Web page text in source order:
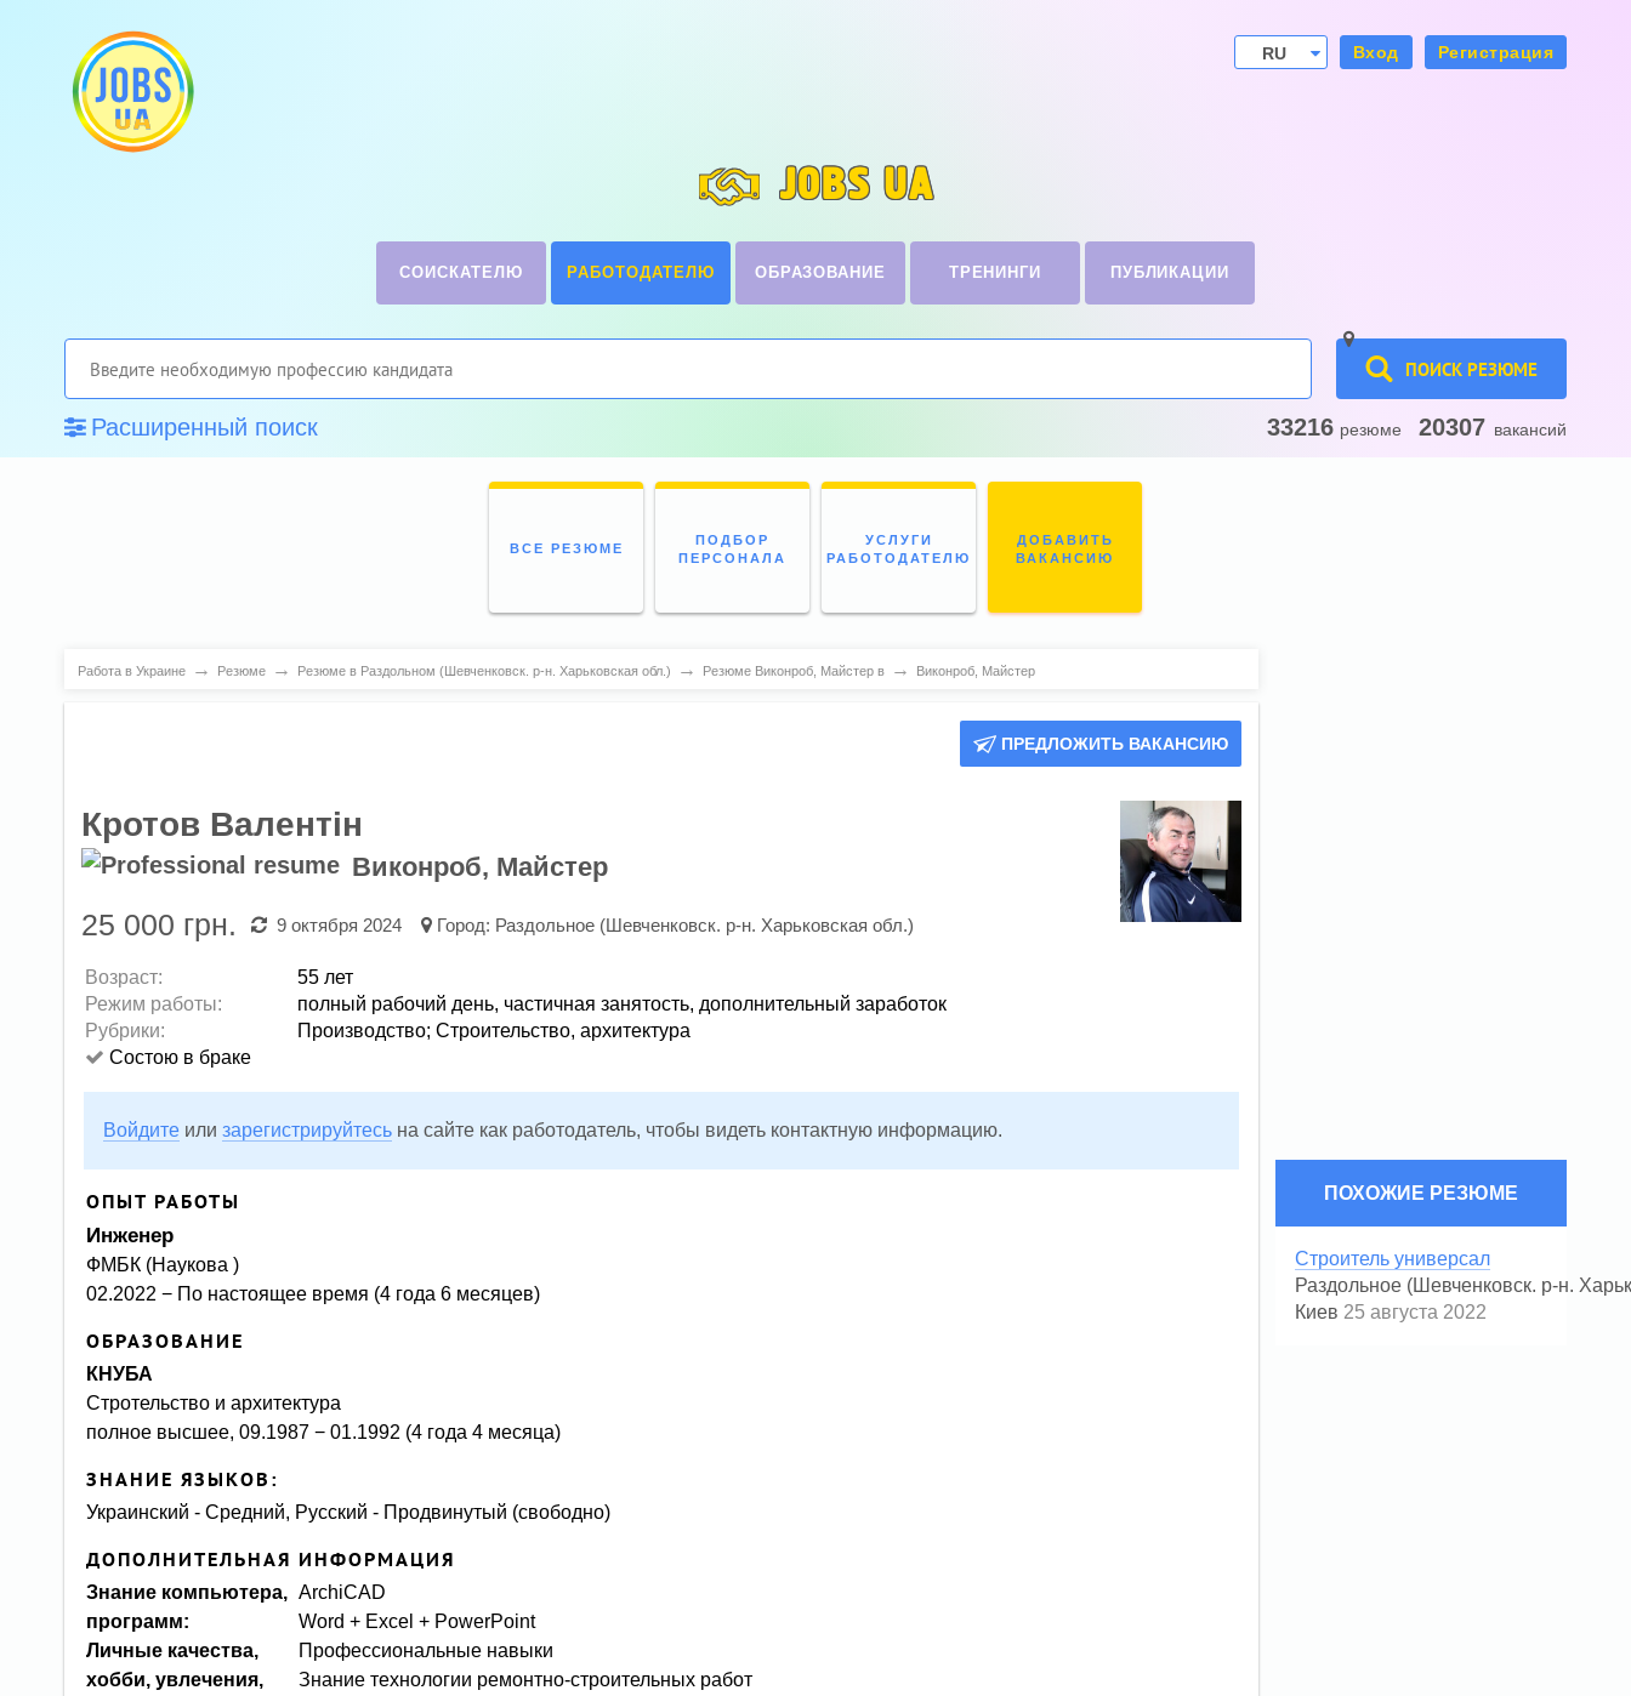
RU
Вход Регистрация
JOBS UA
СОИСКАТЕЛЮ РАБОТОДАТЕЛЮ ОБРАЗОВАНИЕ ТРЕНИНГИ ПУБЛИКАЦИИ
ПОИСК РЕЗЮМЕ
Расширенный поиск 33216 резюме 20307 вакансий
ВСЕ РЕЗЮМЕ
ПОДБОР
ПЕРСОНАЛА
УСЛУГИ
РАБОТОДАТЕЛЮ
ДОБАВИТЬ
ВАКАНСИЮ
Работа в Украине → Резюме → Резюме в Раздольном (Шевченковск. р-н. Харьковская обл.) → Резюме Виконроб, Майстер в → Виконроб, Майстер
ПРЕДЛОЖИТЬ ВАКАНСИЮ
Кротов Валентін
Виконроб, Майстер
25 000 грн. 9 октября 2024 Город: Раздольное (Шевченковск. р-н. Харьковская обл.)
Возраст:
55 лет
Режим работы:
полный рабочий день, частичная занятость, дополнительный заработок
Рубрики:
Производство; Строительство, архитектура
Состою в браке
Войдите или зарегистрируйтесь на сайте как работодатель, чтобы видеть контактную информацию.
ОПЫТ РАБОТЫ
Инженер
ФМБК (Наукова )
02.2022 − По настоящее время (4 года 6 месяцев)
ОБРАЗОВАНИЕ
КНУБА
Стротельство и архитектура
полное высшее, 09.1987 − 01.1992 (4 года 4 месяца)
ЗНАНИЕ ЯЗЫКОВ:
Украинский - Средний, Русский - Продвинутый (свободно)
ДОПОЛНИТЕЛЬНАЯ ИНФОРМАЦИЯ
Знание компьютера,
программ:
ArchiCAD
Word + Excel + PowerPoint
Личные качества,
хобби, увлечения,
Профессиональные навыки
Знание технологии ремонтно-строительных работ
ПОХОЖИЕ РЕЗЮМЕ
Строитель универсал
Раздольное (Шевченковск. р-н.
Киев 25 августа 2022